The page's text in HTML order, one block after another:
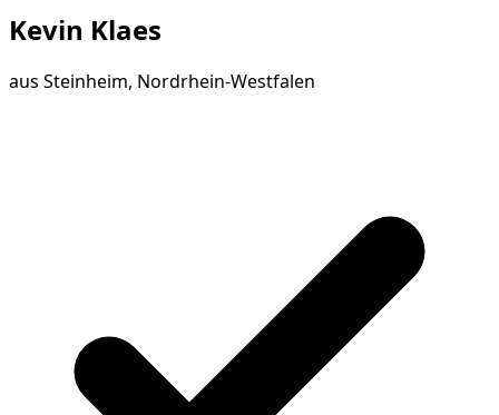
Kevin Klaes
aus Steinheim, Nordrhein-Westfalen